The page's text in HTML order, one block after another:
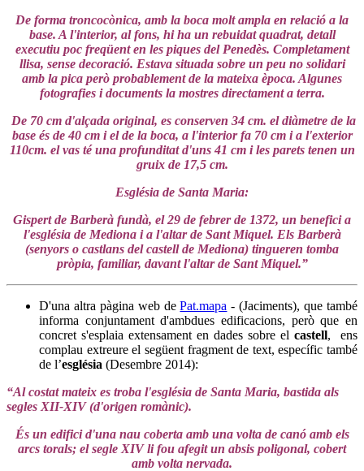
De forma troncocònica, amb la boca molt ampla en relació a la
base. A l'interior, al fons, hi ha un rebuidat quadrat, detall
executiu poc freqüent en les piques del Penedès. Completament
llisa, sense decoració. Estava situada sobre un peu no solidari
amb la pica però probablement de la mateixa època. Algunes
fotografies i documents la mostres directament a terra.
De 70 cm d'alçada original, es conserven 34 cm. el diàmetre de la
base és de 40 cm i el de la boca, a l'interior fa 70 cm i a l'exterior
110cm. el vas té una profunditat d'uns 41 cm i les parets tenen un
gruix de 17,5 cm.
Església de Santa Maria:
Gispert de Barberà fundà, el 29 de febrer de 1372, un benefici a
l'església de Mediona i a l'altar de Sant Miquel. Els Barberà
(senyors o castlans del castell de Mediona) tingueren tomba
pròpia, familiar, davant l'altar de Sant Miquel.”
D'una altra pàgina web dePat.mapa - (Jaciments), que també
informa conjuntament d'ambdues edificacions, però que en
concret s'esplaia extensament en dades sobre el castell, ens
complau extreure el següent fragment de text, específic també
de l’església (Desembre 2014):
“Al costat mateix es troba l'església de Santa Maria, bastida als
segles XII-XIV (d'origen romànic).
És un edifici d'una nau coberta amb una volta de canó amb els
arcs torals; el segle XIV li fou afegit un absis poligonal, cobert
amb volta nervada.